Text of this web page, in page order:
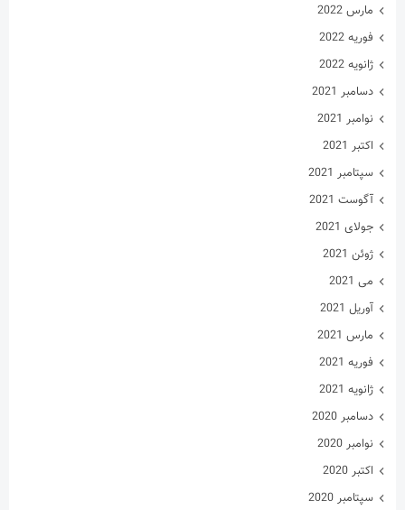
مارس 2022
فوریه 2022
ژانویه 2022
دسامبر 2021
نوامبر 2021
اکتبر 2021
سپتامبر 2021
آگوست 2021
جولای 2021
ژوئن 2021
می 2021
آوریل 2021
مارس 2021
فوریه 2021
ژانویه 2021
دسامبر 2020
نوامبر 2020
اکتبر 2020
سپتامبر 2020